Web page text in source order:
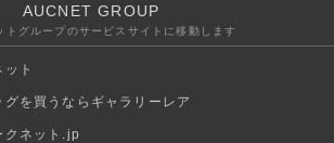
AUCNET GROUP
トグループのサービスサイトに移動します
ト
を買うならギャラリーレア
クネット.jp